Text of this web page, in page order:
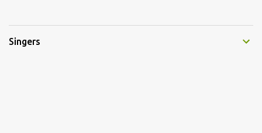
Singers